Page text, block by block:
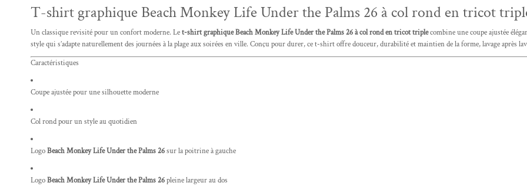
T-shirt graphique Beach Monkey Life Under the Palms 26 à col rond en tricot
Un classique revisité pour un confort moderne. Let-shirt graphique Beach Monkey Life Under the Palms 26 à col rond en tricot triplecombine une coupe ajustée
style qui s’adapte naturellement des journées à la plage aux soirées en ville. Conçu pour durer, ce t-shirt offre douceur, durabilité et maintien de la forme, lavage après
Caractéristiques
Coupe ajustée pour une silhouette moderne
Col rond pour un style au quotidien
LogoBeach Monkey Life Under the Palms 26sur la poitrine à gauche
LogoBeach Monkey Life Under the Palms 26pleine largeur au dos